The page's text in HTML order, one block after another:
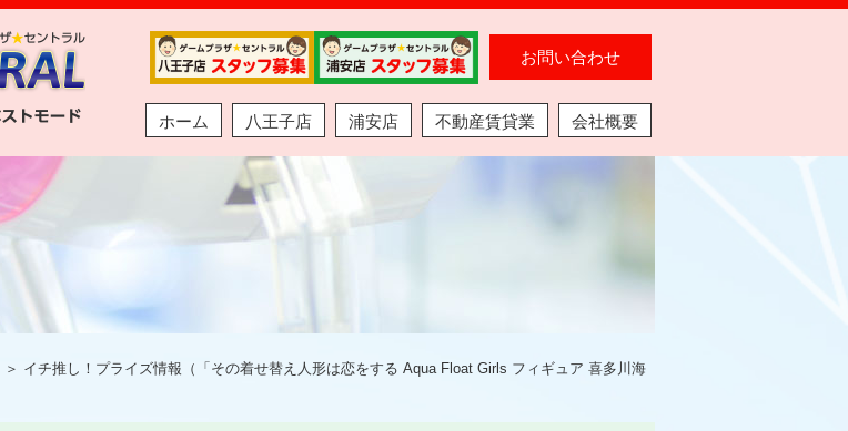
お問い合わせ
ホーム 八王子店 浦安店 不動産賃貸業 会社概要
＞ イチ推し！プライズ情報（「その着せ替え人形は恋をする Aqua Float Girls フィギュア 喜多川海